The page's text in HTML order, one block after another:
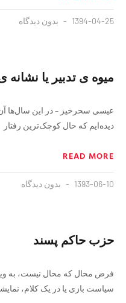
1394-04-25 بدون دیدگاه
میوه ی تدبیر یا نشانه
عیسی سحرخیز – در این سال‌ها آن
دیده‌ایم که حال کوچک‌ترین رفتار
READ MORE
1393-06-10 بدون دیدگاه
حزب حاکم پسند
فرض محال که محال نیست، به
سیاست بازی یا در یک کلام،